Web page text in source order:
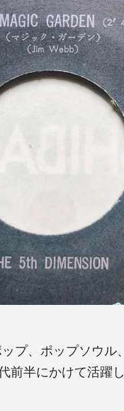
プ、ポップソウル、
前半にかけて活躍し